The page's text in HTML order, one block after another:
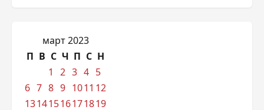
март 2023
П В С Ч П С Н
1
2 3 4 5
6 7 8 9 1011 12
13141516171819